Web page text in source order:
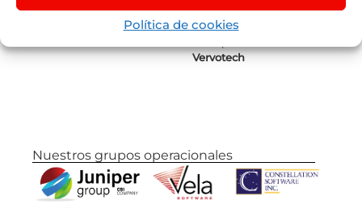
Política de cookies
Lleego
Vervotech
Nuestros grupos operacionales